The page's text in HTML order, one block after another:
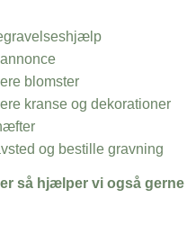
blomster
kranse og dekorationer
og bestille gravning
så hjælper vi også gerne